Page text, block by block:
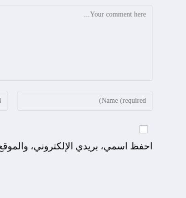
احفظ اسمي، بريدي الإلكتروني،